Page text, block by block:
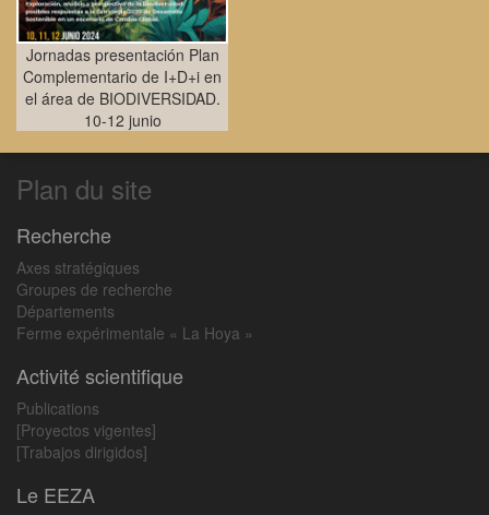
Jornadas presentación Plan
Complementario de I+D+i en
el área de BIODIVERSIDAD.
10-12 junio
Plan du site
Recherche
Axes stratégiques
Groupes de recherche
Départements
Ferme expérimentale « La Hoya »
Activité scientifique
Publications
[Proyectos vigentes]
[Trabajos dirigidos]
Le EEZA